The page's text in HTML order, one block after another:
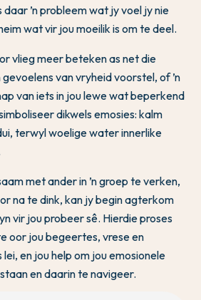
’n probleem wat jy voel jy nie
wat vir jou moeilik is om te deel.
vlieg meer beteken as net die
van vryheid voorstel, of ’n
van iets in jou lewe wat beperkend
dikwels emosies: kalm
terwyl woelige water innerlike
met ander in ’n groep te verken,
na te dink, kan jy begin agterkom
vir jou probeer sê. Hierdie proses
oor jou begeertes, vrese en
en jou help om jou emosionele
en daarin te navigeer.